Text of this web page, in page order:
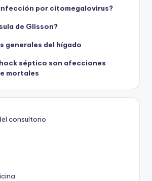
por citomegalovirus?
de Glisson?
generales del hígado
séptico son afecciones
mortales
consultorio